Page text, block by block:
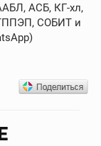
АСБ, КГ-хл,
СОБИТ и